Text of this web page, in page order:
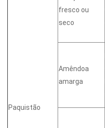
Paquistão
fresco ou
seco
Amêndoa
amarga